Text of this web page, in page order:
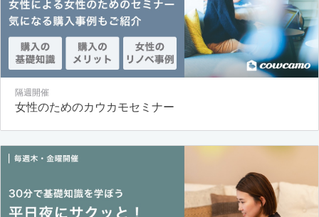
隔週開催
女性のためのカウカモセミナー